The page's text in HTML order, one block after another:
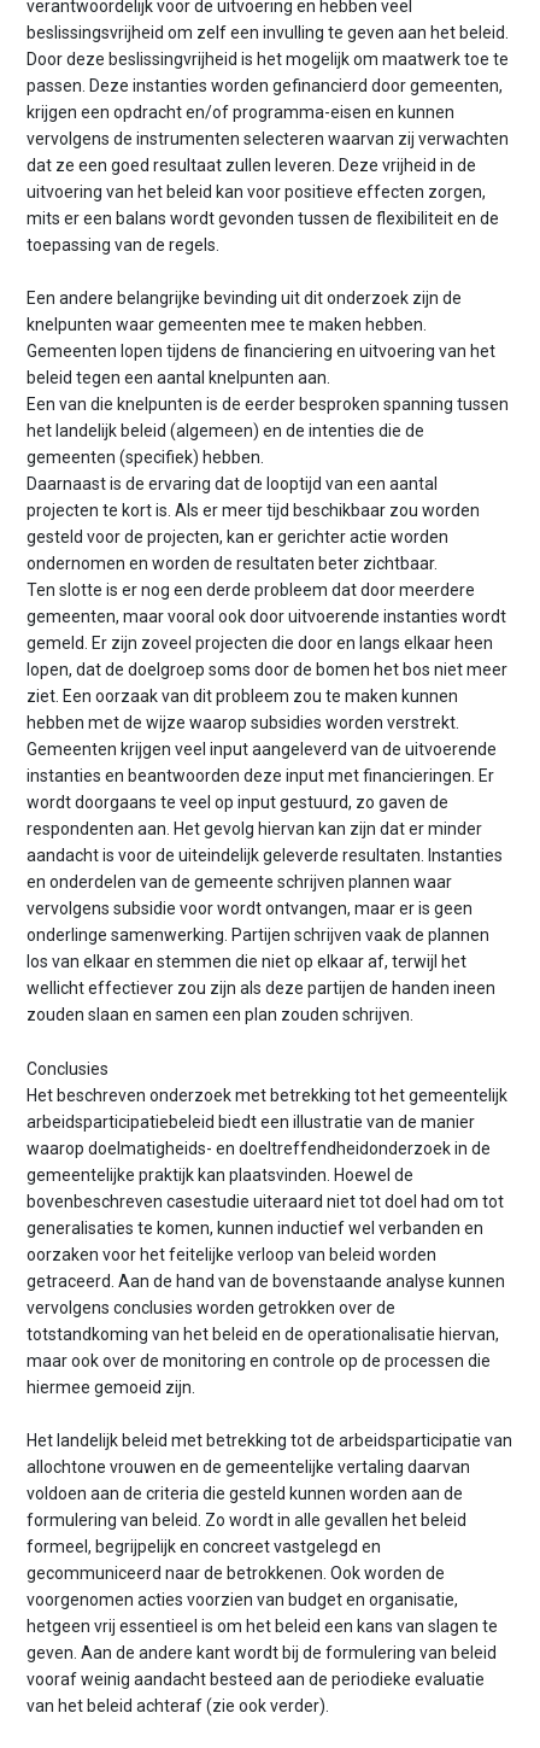
verantwoordelijk voor de uitvoering en hebben veel
beslissingsvrijheid om zelf een invulling te geven aan het beleid.
Door deze beslissingvrijheid is het mogelijk om maatwerk toe te
passen. Deze instanties worden gefinancierd door gemeenten,
krijgen een opdracht en/of programma-eisen en kunnen
vervolgens de instrumenten selecteren waarvan zij verwachten
dat ze een goed resultaat zullen leveren. Deze vrijheid in de
uitvoering van het beleid kan voor positieve effecten zorgen,
mits er een balans wordt gevonden tussen de flexibiliteit en de
toepassing van de regels.
Een andere belangrijke bevinding uit dit onderzoek zijn de
knelpunten waar gemeenten mee te maken hebben.
Gemeenten lopen tijdens de financiering en uitvoering van het
beleid tegen een aantal knelpunten aan.
Een van die knelpunten is de eerder besproken spanning tussen
het landelijk beleid (algemeen) en de intenties die de
gemeenten (specifiek) hebben.
Daarnaast is de ervaring dat de looptijd van een aantal
projecten te kort is. Als er meer tijd beschikbaar zou worden
gesteld voor de projecten, kan er gerichter actie worden
ondernomen en worden de resultaten beter zichtbaar.
Ten slotte is er nog een derde probleem dat door meerdere
gemeenten, maar vooral ook door uitvoerende instanties wordt
gemeld. Er zijn zoveel projecten die door en langs elkaar heen
lopen, dat de doelgroep soms door de bomen het bos niet meer
ziet. Een oorzaak van dit probleem zou te maken kunnen
hebben met de wijze waarop subsidies worden verstrekt.
Gemeenten krijgen veel input aangeleverd van de uitvoerende
instanties en beantwoorden deze input met financieringen. Er
wordt doorgaans te veel op input gestuurd, zo gaven de
respondenten aan. Het gevolg hiervan kan zijn dat er minder
aandacht is voor de uiteindelijk geleverde resultaten. Instanties
en onderdelen van de gemeente schrijven plannen waar
vervolgens subsidie voor wordt ontvangen, maar er is geen
onderlinge samenwerking. Partijen schrijven vaak de plannen
los van elkaar en stemmen die niet op elkaar af, terwijl het
wellicht effectiever zou zijn als deze partijen de handen ineen
zouden slaan en samen een plan zouden schrijven.
Conclusies
Het beschreven onderzoek met betrekking tot het gemeentelijk
arbeidsparticipatiebeleid biedt een illustratie van de manier
waarop doelmatigheids- en doeltreffendheidonderzoek in de
gemeentelijke praktijk kan plaatsvinden. Hoewel de
bovenbeschreven casestudie uiteraard niet tot doel had om tot
generalisaties te komen, kunnen inductief wel verbanden en
oorzaken voor het feitelijke verloop van beleid worden
getraceerd. Aan de hand van de bovenstaande analyse kunnen
vervolgens conclusies worden getrokken over de
totstandkoming van het beleid en de operationalisatie hiervan,
maar ook over de monitoring en controle op de processen die
hiermee gemoeid zijn.
Het landelijk beleid met betrekking tot de arbeidsparticipatie van
allochtone vrouwen en de gemeentelijke vertaling daarvan
voldoen aan de criteria die gesteld kunnen worden aan de
formulering van beleid. Zo wordt in alle gevallen het beleid
formeel, begrijpelijk en concreet vastgelegd en
gecommuniceerd naar de betrokkenen. Ook worden de
voorgenomen acties voorzien van budget en organisatie,
hetgeen vrij essentieel is om het beleid een kans van slagen te
geven. Aan de andere kant wordt bij de formulering van beleid
vooraf weinig aandacht besteed aan de periodieke evaluatie
van het beleid achteraf (zie ook verder).